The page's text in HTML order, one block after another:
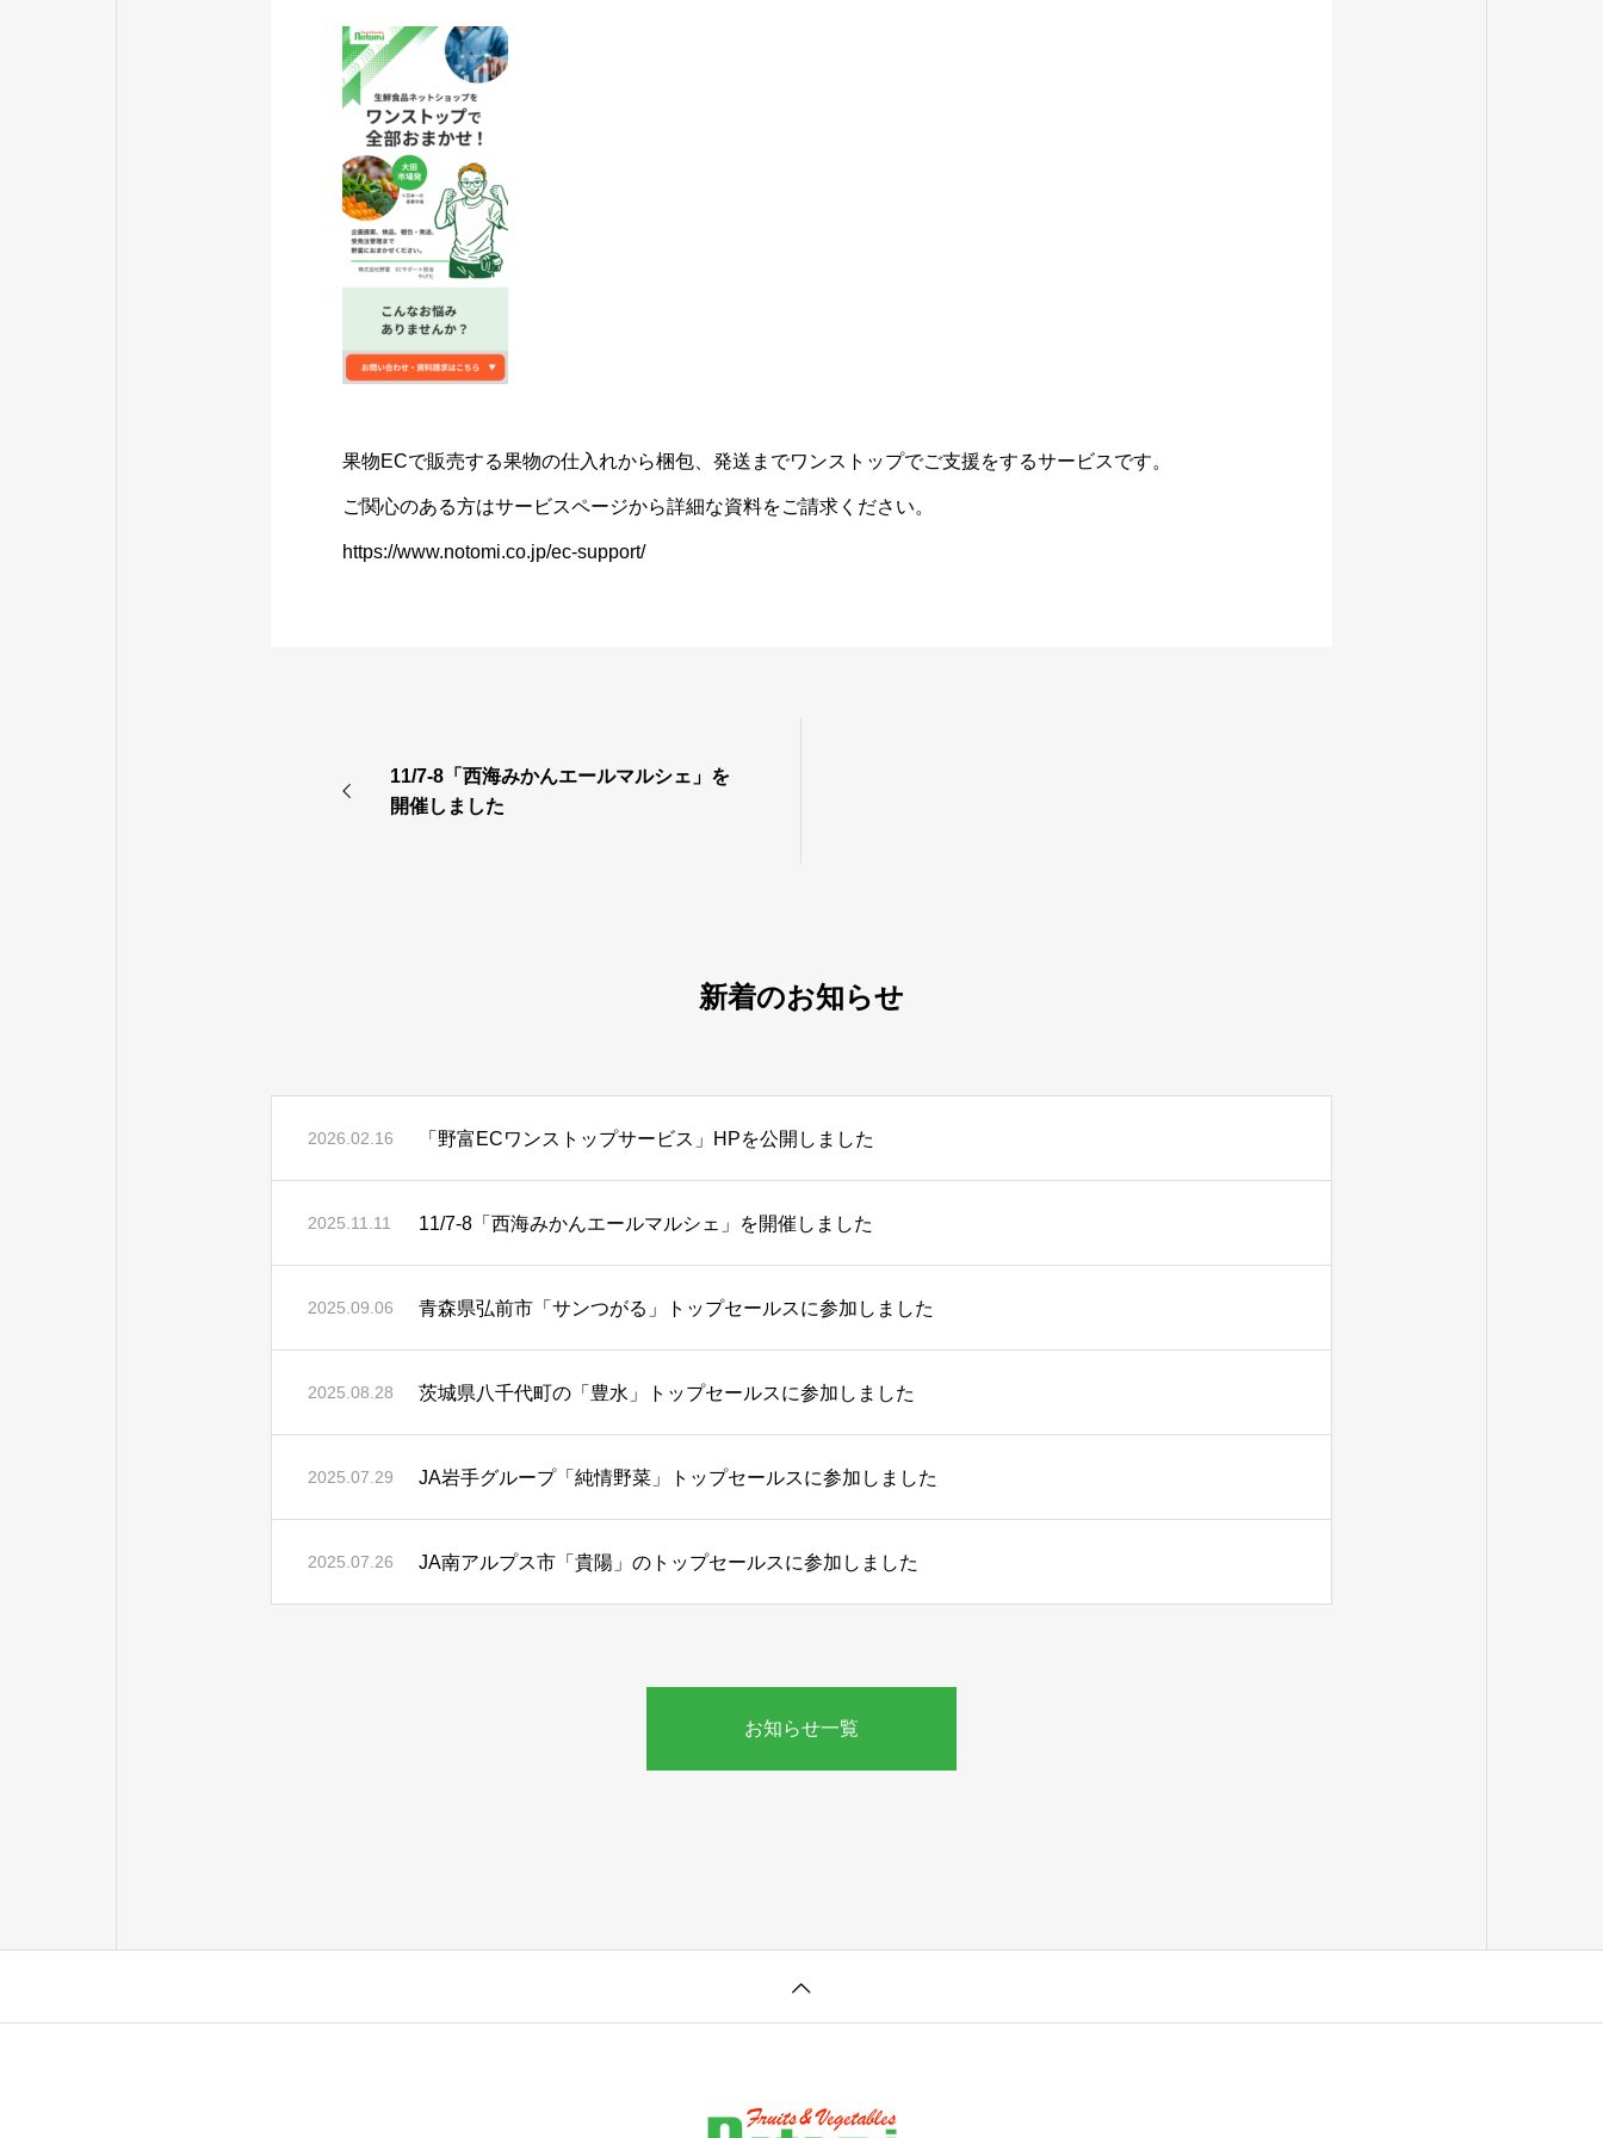
果物ECで販売する果物の仕入れから梱包、発送までワンストップでご支援をするサービスです。
ご関心のある方はサービスページから詳細な資料をご請求ください。
https://www.notomi.co.jp/ec-support/
11/7-8「西海みかんエールマルシェ」を
開催しました
新着のお知らせ
2026.02.16 「野富ECワンストップサービス」HPを公開しました
2025.11.11 11/7-8「西海みかんエールマルシェ」を開催しました
2025.09.06 青森県弘前市「サンつがる」トップセールスに参加しました
2025.08.28 茨城県八千代町の「豊水」トップセールスに参加しました
2025.07.29 JA岩手グループ「純情野菜」トップセールスに参加しました
2025.07.26 JA南アルプス市「貴陽」のトップセールスに参加しました
お知らせ一覧